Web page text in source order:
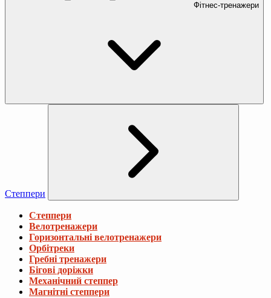
Фітнес-тренажери
Степпери
Степпери
Велотренажери
Горизонтальні велотренажери
Орбітреки
Гребні тренажери
Бігові доріжки
Механічний степпер
Магнітні степпери